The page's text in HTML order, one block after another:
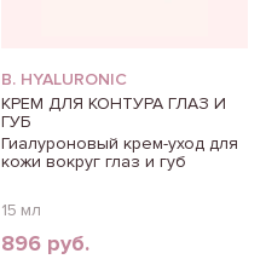
B. HYALURONIC
КРЕМ ДЛЯ КОНТУРА ГЛАЗ И
ГУБ
Гиалуроновый крем-уход для
кожи вокруг глаз и губ
15 мл
896 руб.